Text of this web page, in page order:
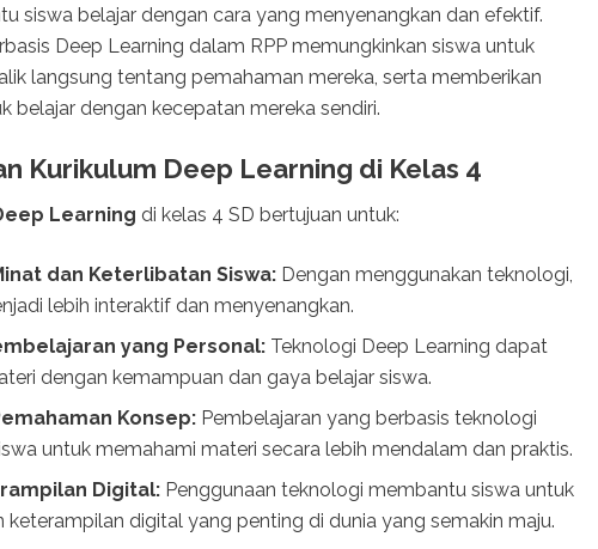
siswa belajar dengan cara yang menyenangkan dan efektif.
Deep Learning dalam RPP memungkinkan siswa untuk
langsung tentang pemahaman mereka, serta memberikan
belajar dengan kecepatan mereka sendiri.
Kurikulum Deep Learning di Kelas 4
Learning di kelas 4 SD bertujuan untuk:
dan Keterlibatan Siswa: Dengan menggunakan teknologi,
lebih interaktif dan menyenangkan.
yang Personal: Teknologi Deep Learning dapat
dengan kemampuan dan gaya belajar siswa.
Konsep: Pembelajaran yang berbasis teknologi
untuk memahami materi secara lebih mendalam dan praktis.
Digital: Penggunaan teknologi membantu siswa untuk
digital yang penting di dunia yang semakin maju.